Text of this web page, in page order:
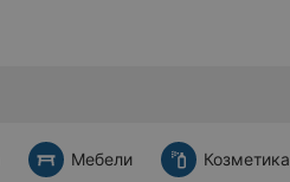
Мебели Козметика